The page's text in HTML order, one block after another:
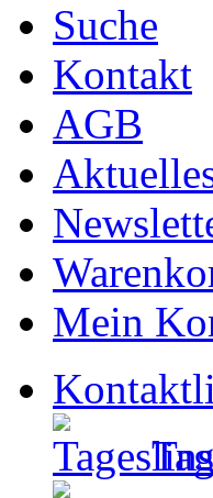
Suche
Kontakt
AGB
Mein